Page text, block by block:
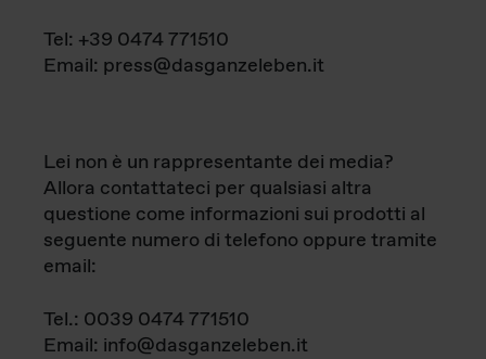
Tel: +39 0474 771510
Email: press@dasganzeleben.it
Lei non è un rappresentante dei media?
Allora contattateci per qualsiasi altra
questione come informazioni sui prodotti al
seguente numero di telefono oppure tramite
email:
Tel.: 0039 0474 771510
Email: info@dasganzeleben.it